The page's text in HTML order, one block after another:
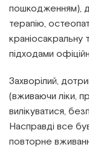
пошкодженням),
терапію,
краніосакральну
підходами
Захворілий,
(вживаючи ліки,
вилікуватися,
Насправді все
повторне